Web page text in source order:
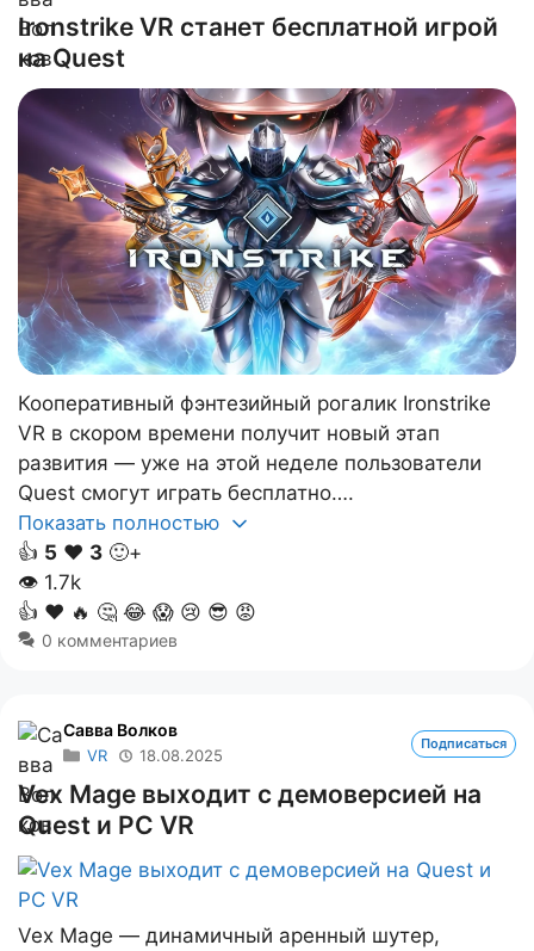
Ironstrike VR станет бесплатной игрой
на Quest
Кооперативный фэнтезийный рогалик Ironstrike
VR в скором времени получит новый этап
развития — уже на этой неделе пользователи
Quest смогут играть бесплатно….
Показать полностью
👍 5 ❤️ 3 🙂+
👁 1.7k
👍 ❤️ 🔥 🤔 😂 😱 😢 😎 😡
0 комментариев
Савва Волков
VR 18.08.2025
Подписаться
Vex Mage выходит с демоверсией на
Quest и PC VR
Vex Mage — динамичный аренный шутер,